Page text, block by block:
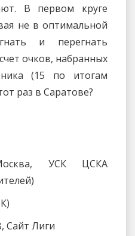
В первом круге
не в оптимальной
и перегнать
очков, набранных
(15 по итогам
раз в Саратове?
УСК ЦСКА
Сайт Лиги